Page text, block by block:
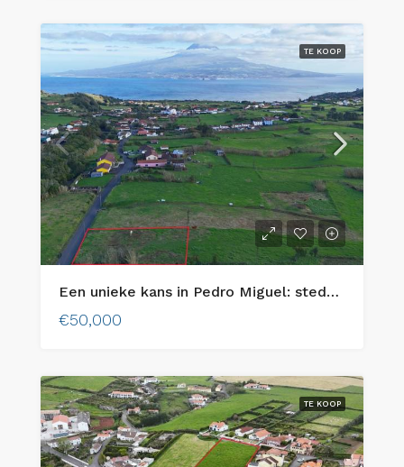
TE KOOP
Een unieke kans in Pedro Miguel: stedelijke kavel met prachtig uitzicht op Pico Island!
€50,000
TE KOOP